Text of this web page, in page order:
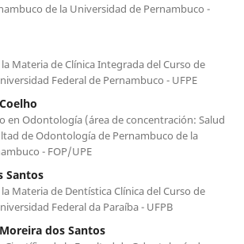
de la Universidad de Pernambuco -
Materia de Clínica Integrada del Curso de
Federal de Pernambuco - UFPE
en Odontología (área de concentración: Salud
de Odontología de Pernambuco de la
- FOP/UPE
Santos
Materia de Dentística Clínica del Curso de
Federal da Paraíba - UFPB
dos Santos